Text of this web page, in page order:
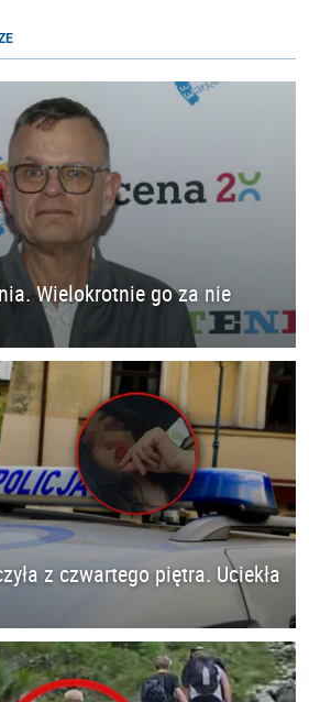
Wielokrotnie go za nie
z czwartego piętra. Uciekła